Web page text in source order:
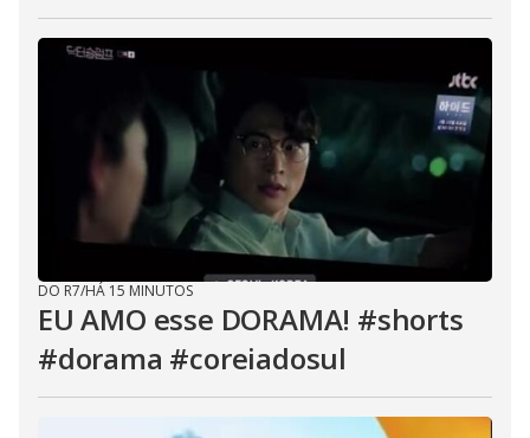
DO R7/HÁ 15 MINUTOS
EU AMO esse DORAMA! #shorts
#dorama #coreiadosul